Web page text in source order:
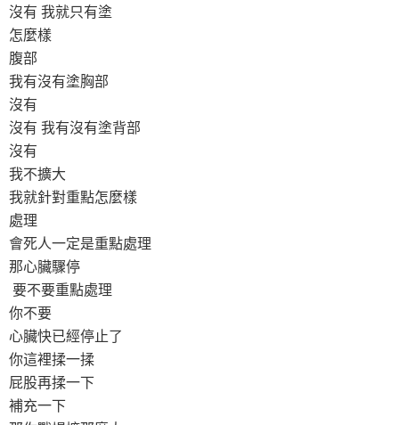
沒有 我就只有塗
怎麼樣
腹部
我有沒有塗胸部
沒有
沒有 我有沒有塗背部
沒有
我不擴大
我就針對重點怎麼樣
處理
會死人一定是重點處理
那心臟驟停
要不要重點處理
你不要
心臟快已經停止了
你這裡揉一揉
屁股再揉一下
補充一下